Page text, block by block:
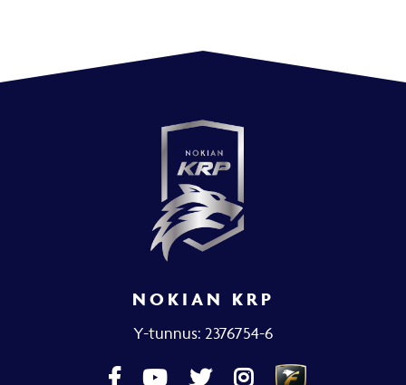
NOKIAN KRP
Y-tunnus: 2376754-6